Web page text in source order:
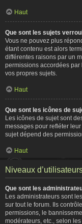
Haut
Que sont les sujets
Vous ne pouvez plus
étant contenu est alors
différentes raisons par un
permissions accordées par
vos propres sujets.
Haut
Que sont les icônes de
Les icônes de sujet sont
messages pour refléter
sujet dépend des
Haut
Niveaux
Que sont les
Les administrateurs sont
sur tout le forum. Ils
permissions, le
modérateurs, etc., selon